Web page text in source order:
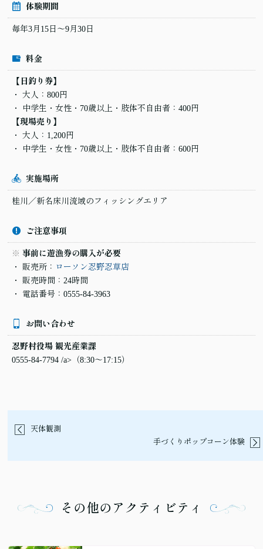
体験期間
毎年3月15日～9月30日
料金
【日釣り券】
大人：800円
中学生・女性・70歳以上・肢体不自由者：400円
【現場売り】
大人：1,200円
中学生・女性・70歳以上・肢体不自由者：600円
実施場所
桂川／新名床川流域のフィッシングエリア
ご注意事項
事前に遊漁券の購入が必要
販売所： ローソン忍野忍草店
販売時間：24時間
電話番号： 0555-84-3963
お問い合わせ
忍野村役場 観光産業課
0555-84-7794 /a>（8:30〜17:15）
天体観測
手づくりポップコーン体験
その他のアクティビティ